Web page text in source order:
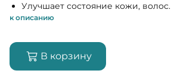
Улучшает состояние кожи, волос.
к описанию
В корзину